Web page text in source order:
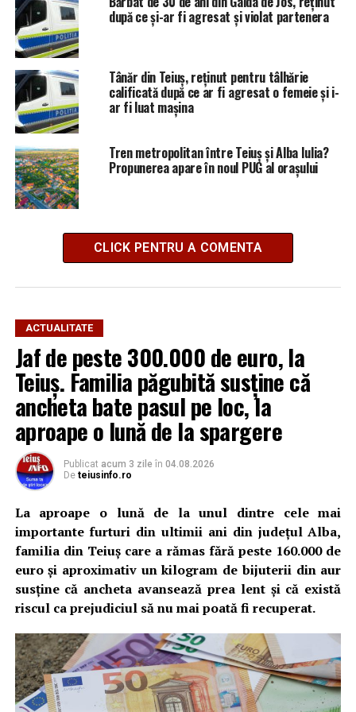
după ce și-ar fi agresat și violat partenera
Tânăr din Teiuș, reținut pentru tâlhărie
calificată după ce ar fi agresat o femeie și i-
ar fi luat mașina
Tren metropolitan între Teiuș și Alba Iulia?
Propunerea apare în noul PUG al orașului
CLICK PENTRU A COMENTA
ACTUALITATE
Jaf de peste 300.000 de euro, la
Teiuș. Familia păgubită susține că
ancheta bate pasul pe loc, la
aproape o lună de la spargere
Publicat acum 3 zile în 04.08.2026
De teiusinfo.ro
La aproape o lună de la unul dintre cele mai
importante furturi din ultimii ani din județul Alba,
familia din Teiuș care a rămas fără peste 160.000 de
euro și aproximativ un kilogram de bijuterii din aur
susține că ancheta avansează prea lent și că există
riscul ca prejudiciul să nu mai poată fi recuperat.